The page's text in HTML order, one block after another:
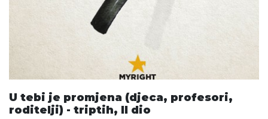
U tebi je promjena (djeca, profesori,
roditelji) - triptih, II dio